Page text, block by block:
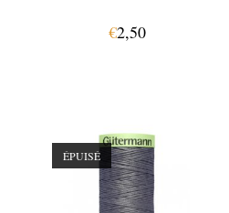
€2,50
ÉPUISÉ